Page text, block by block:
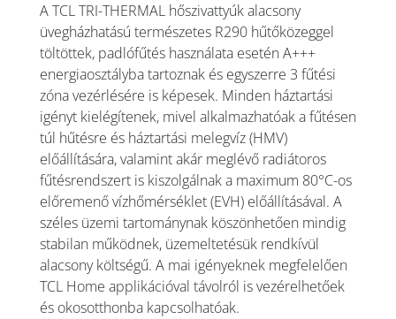
A TCL TRI-THERMAL hőszivattyúk alacsony
üvegházhatású természetes R290 hűtőközeggel
töltöttek, padlófűtés használata esetén A+++
energiaosztályba tartoznak és egyszerre 3 fűtési
zóna vezérlésére is képesek. Minden háztartási
igényt kielégítenek, mivel alkalmazhatóak a fűtésen
túl hűtésre és háztartási melegvíz (HMV)
előállítására, valamint akár meglévő radiátoros
fűtésrendszert is kiszolgálnak a maximum 80°C-os
előremenő vízhőmérséklet (EVH) előállításával. A
széles üzemi tartománynak köszönhetően mindig
stabilan működnek, üzemeltetésük rendkívül
alacsony költségű. A mai igényeknek megfelelően
TCL Home applikációval távolról is vezérelhetőek
és okosotthonba kapcsolhatóak.